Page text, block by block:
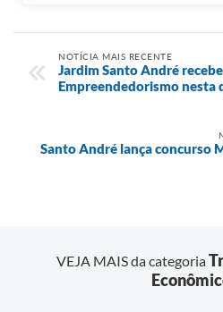
NOTÍCIA MAIS RECENTE
Jardim Santo André
Empreendedorismo nesta
Santo André lança concurso
VEJA MAIS da categoria